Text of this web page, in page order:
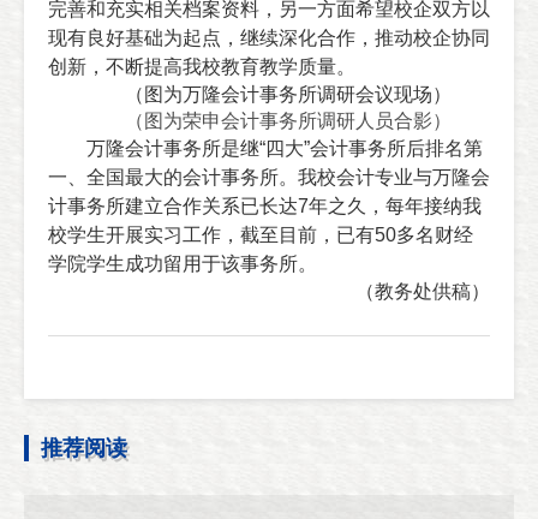
完善和充实相关档案资料，另一方面希望校企双方以
现有良好基础为起点，继续深化合作，推动校企协同
创新，不断提高我校教育教学质量。
（图为万隆会计事务所调研会议现场）
（图为荣申会计事务所调研人员合影）
万隆会计事务所是继“四大”会计事务所后排名第
一、全国最大的会计事务所。我校会计专业与万隆会
计事务所建立合作关系已长达7年之久，每年接纳我
校学生开展实习工作，截至目前，已有50多名财经
学院学生成功留用于该事务所。
（教务处供稿）
推荐阅读